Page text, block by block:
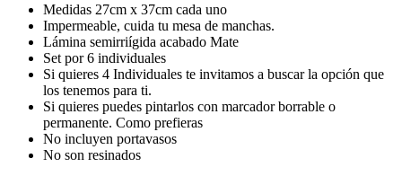
Medidas 27cm x 37cm cada uno
Impermeable, cuida tu mesa de manchas.
Lámina semirriígida acabado Mate
Set por 6 individuales
Si quieres 4 Individuales te invitamos a buscar la opción que
los tenemos para ti.
Si quieres puedes pintarlos con marcador borrable o
permanente. Como prefieras
No incluyen portavasos
No son resinados